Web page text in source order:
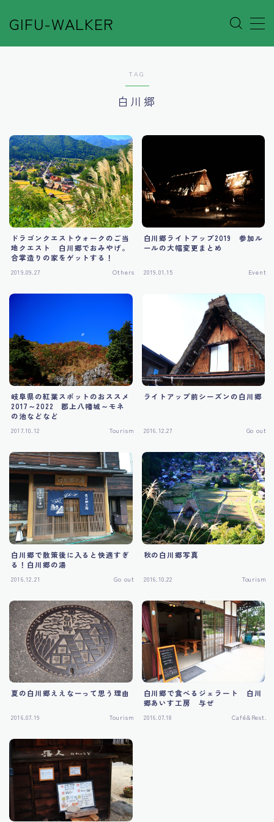
GIFU-WALKER
MENU
Event
Go out
Others
Shop
Tourism
TAG
白川郷
ドラゴンクエストウォークのご当
地クエスト 白川郷でおみやげ。
合掌造りの家をゲットする！
2019.09.27 Others
白川郷ライトアップ2019 参加ル
ールの大幅変更まとめ
2019.01.15 Event
岐阜県の紅葉スポットのおススメ
2017～2022 郡上八幡城～モネ
の池などなど
2017.10.12 Tourism
ライトアップ前シーズンの白川郷
2016.12.27 Go out
白川郷で散策後に入ると快適すぎ
る！白川郷の湯
2016.12.21 Go out
秋の白川郷写真
2016.10.22 Tourism
夏の白川郷ええなーって思う理由
2016.07.19 Tourism
白川郷で食べるジェラート 白川
郷あいす工房 与ぜ
2016.07.18 Café&Rest.